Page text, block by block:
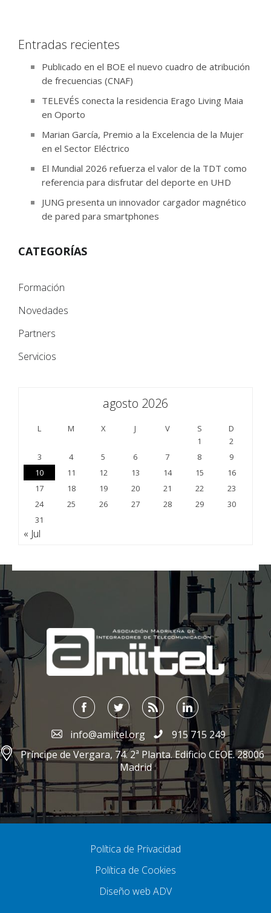
Entradas recientes
Publicado en el BOE el nuevo cuadro de atribución
de frecuencias (CNAF)
TELEVÉS conecta la residencia Erago Living Maia
en Oporto
Marian García, Premio a la Excelencia de la Mujer
en el Sector Eléctrico
El Mundial 2026 refuerza el valor de la TDT como
referencia para disfrutar del deporte en UHD
JUNG presenta un innovador cargador magnético
de pared para smartphones
CATEGORÍAS
Formación
Novedades
Partners
Servicios
agosto 2026
L M X J V S
D
1
2
3
4 5 6 7 8
9
10
11 12 13 14 15
16
17
18 19 20 21 22
23
24
25 26 27 28 29
30
31
« Jul
;
info@amiitel.org
915 715 249
Príncipe de Vergara, 74. 2ª Planta. Edificio CEOE. 28006
Madrid
Política de Privacidad
Política de Cookies
Diseño web ADV